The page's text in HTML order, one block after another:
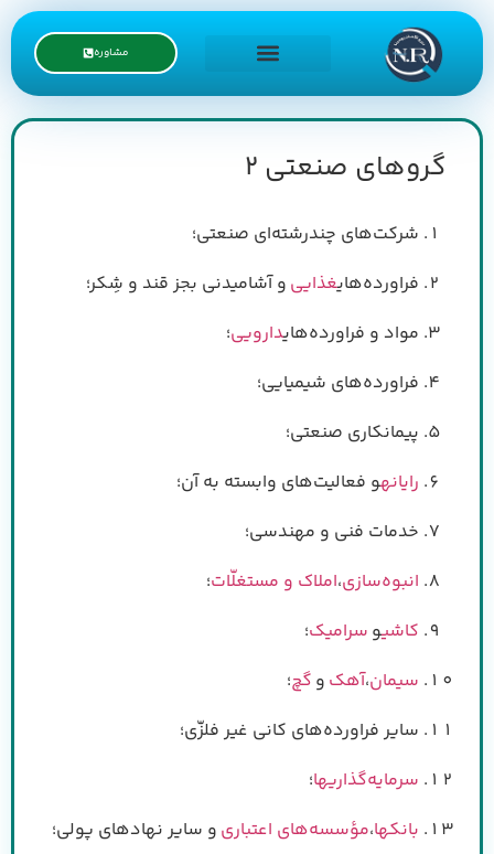
مشاوره
گروهای صنعتی 2
شرکت‌های چندرشته‌ای صنعتی؛
فراورده‌هایغذایی و آشامیدنی بجز قند و شِکر؛
مواد و فراورده‌هایدارویی؛
فراورده‌های شیمیایی؛
پیمانکاری صنعتی؛
رایانهو فعالیت‌های وابسته به آن؛
خدمات فنی و مهندسی؛
انبوه‌سازی،املاک و مستغلّات؛
کاشیو سرامیک؛
سیمان،آهک و گچ؛
سایر فراورده‌های کانی غیر فلزّی؛
سرمایه‌گذاریها؛
بانکها،مؤسسه‌های اعتباری و سایر نهادهای پولی؛